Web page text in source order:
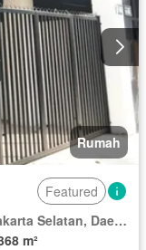
Rumah
Featured
RW 07, Jati Padang, Pasar Minggu, Jakarta Selatan, Daerah Khusus Ibukota Jakarta
m²